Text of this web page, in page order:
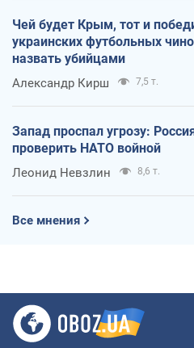
Чей будет Крым, тот и
украинских футбольных
назвать убийцами
Александр Кирш 7,5 т.
Запад проспал угрозу:
проверить НАТО войной
Леонид Невзлин 8,6 т.
Все мнения